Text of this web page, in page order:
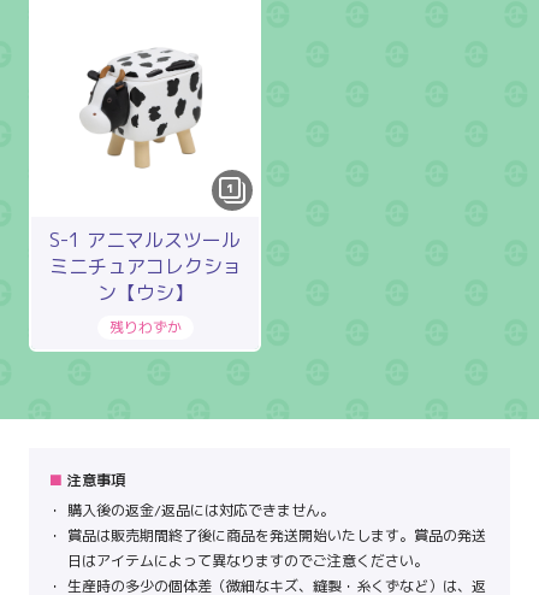
1
S-1 アニマルスツール
ミニチュアコレクショ
ン【ウシ】
注意事項
購入後の返金/返品には対応できません。
賞品は販売期間終了後に商品を発送開始いたします。賞品の発送
日はアイテムによって異なりますのでご注意ください。
生産時の多少の個体差（微細なキズ、縫製・糸くずなど）は、返